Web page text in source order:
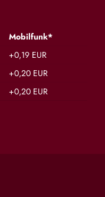
Mobilfunk*
+0,19 EUR
+0,20 EUR
+0,20 EUR